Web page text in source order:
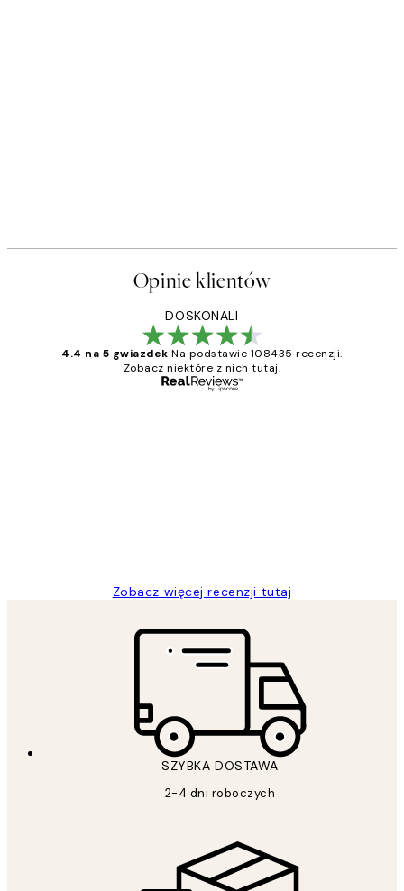
Opinie klientów
DOSKONALI
4.4 na 5 gwiazdek Na podstawie 108435 recenzji.
Zobacz niektóre z nich tutaj.
Zobacz więcej recenzji tutaj
SZYBKA DOSTAWA
2-4 dni roboczych